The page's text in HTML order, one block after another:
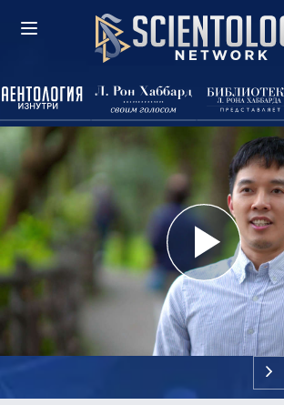
Play
Video